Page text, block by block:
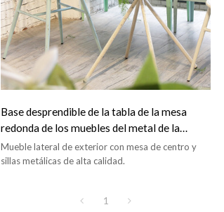
Base desprendible de la tabla de la mesa
redonda de los muebles del metal de la
cafetería exterior con las sillas
Mueble lateral de exterior con mesa de centro y
sillas metálicas de alta calidad.
1